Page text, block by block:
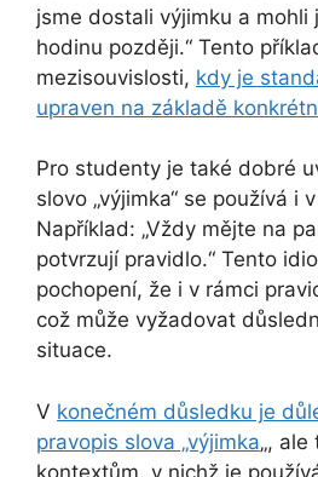
jsme dostali výjimku a mohli
hodinu později.“ Tento
mezisouvislosti, kdy je
upraven na základě
Pro studenty je také dobré
slovo „výjimka“ se používá i
Například: „Vždy mějte na
potvrzují pravidlo.“ Tento
pochopení, že i v rámci
což může vyžadovat
situace.
V konečném důsledku je
pravopis slova „výjimka„,
kontextům, v nichž je